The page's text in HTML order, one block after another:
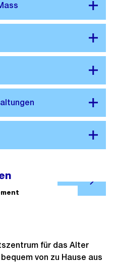
t
B
für das Alter
von zu Hause aus